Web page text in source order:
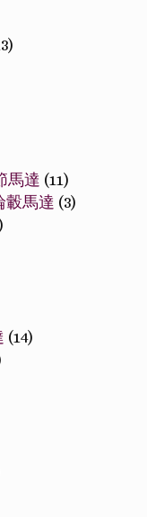
馬達 (11)
轂馬達 (3)
(14)